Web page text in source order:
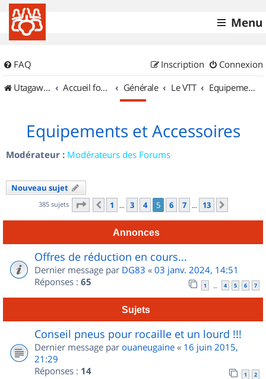
Menu
FAQ Connexion
Inscription
UtagawaVTT (Randos VTT et VTTAE avec traces GPS)
Accueil forum Générale Le VTT Equipements et Accessoires
Equipements et Accessoires
Modérateur : Modérateurs des Forums
Nouveau sujet
385 sujets Page 5sur 13
Précédent
1 … 3 4 5 6 7 … 13
Annonces
Offres de réduction en cours...
Dernier message par DG83 « 03 janv. 2024, 14:51
Réponses : 65 1 … 4 5 6 7
Sujets
Conseil pneus pour rocaille et un lourd !!!
Dernier message par ouaneugaine « 16 juin 2015,
21:29
Réponses : 14 1 2